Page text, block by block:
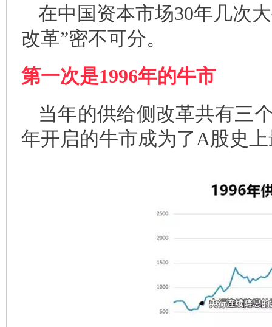
在中国资本市场30年几次
改革”密不可分。
第一次是1996年的牛市
当年的供给侧改革共有三
年开启的牛市成为了A股史